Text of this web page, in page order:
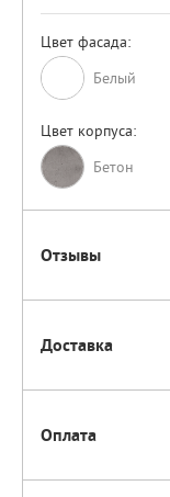
Цвет фасада:
Белый
Цвет корпуса:
Бетон
Отзывы
Доставка
Оплата